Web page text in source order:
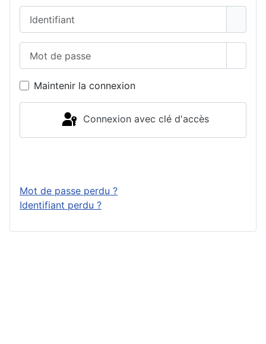
Maintenir la connexion
Connexion avec clé d'accès
Mot de passe perdu ?
Identifiant perdu ?